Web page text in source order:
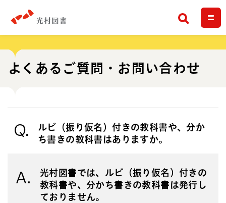
検索
よくあるご質問・お問い合わせ
Q.
ルビ（振り仮名）付きの教科書や、分か
ち書きの教科書はありますか。
A.
光村図書では、ルビ（振り仮名）付きの
教科書や、分かち書きの教科書は発行し
ておりません。